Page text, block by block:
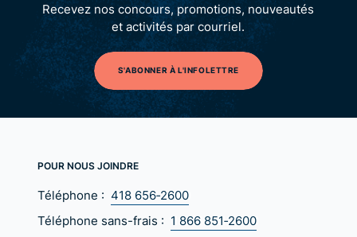
Recevez nos concours, promotions, nouveautés
et activités par courriel.
S'ABONNER À L'INFOLETTRE
POUR NOUS JOINDRE
Téléphone : 418 656‑2600
Téléphone sans-frais : 1 866 851‑2600